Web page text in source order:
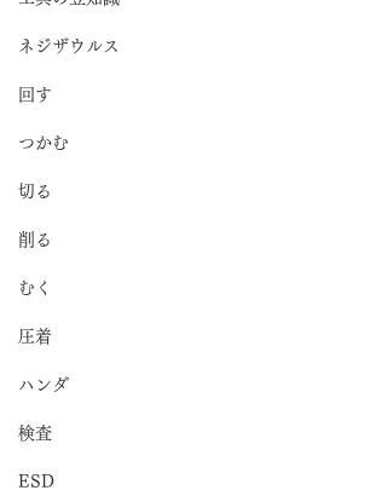
ネジザウルス
回す
つかむ
切る
削る
むく
圧着
ハンダ
検査
ESD